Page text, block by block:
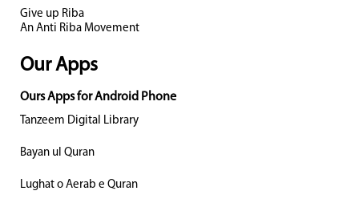
Give up Riba
An Anti Riba Movement
Our Apps
Ours Apps for Android Phone
Tanzeem Digital Library
Bayan ul Quran
Lughat o Aerab e Quran